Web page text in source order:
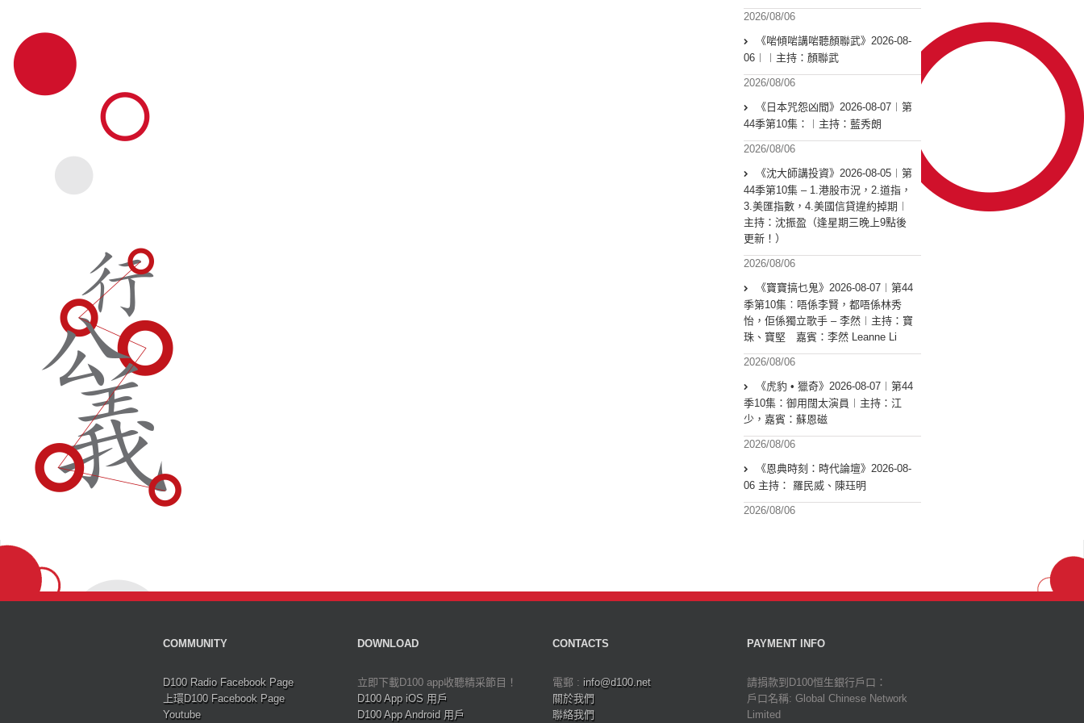
2026/08/06
《啱傾啱講啱聽顏聯武》2026-08-
06︱︱主持：顏聯武
2026/08/06
《日本咒怨凶間》2026-08-07︱第
44季第10集：︱主持：藍秀朗
2026/08/06
《沈大師講投資》2026-08-05︱第
44季第10集 – 1.港股市況，2.道指，
3.美匯指數，4.美國信貸違約掉期︱
主持：沈振盈（逢星期三晚上9點後
更新！）
2026/08/06
《寶寶搞乜鬼》2026-08-07︱第44
季第10集︰唔係李賢，都唔係林秀
怡，佢係獨立歌手 – 李然︱主持：寶
珠、寶堅 嘉賓：李然 Leanne Li
2026/08/06
《虎豹 • 獵奇》2026-08-07︱第44
季10集：御用闊太演員︱主持：江
少，嘉賓：蘇恩磁
2026/08/06
《恩典時刻：時代論壇》2026-08-
06 主持： 羅民威、陳珏明
2026/08/06
COMMUNITY
D100 Radio Facebook Page
上環D100 Facebook Page
Youtube
DOWNLOAD
立即下載D100 app收聽精采節目！
D100 App iOS 用戶
D100 App Android 用戶
CONTACTS
電郵 : info@d100.net
關於我們
聯絡我們
PAYMENT INFO
請捐款到D100恒生銀行戶口：
戶口名稱: Global Chinese Network
Limited